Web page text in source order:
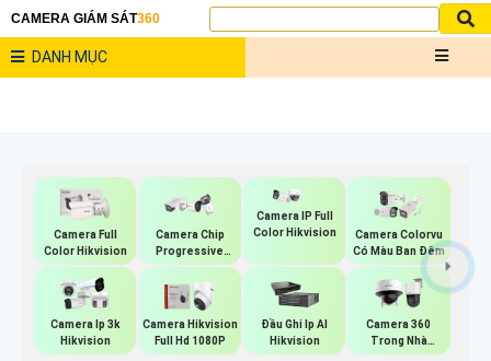
CAMERA GIÁM SÁT360
DANH MỤC
Camera Full
Color Hikvision
Camera Chip
Progressive
Scan CMOS
Hikvision
Camera IP Full
Color Hikvision
Camera Colorvu
Có Màu Ban Đêm
Camera Ip 3k
Hikvision
Camera Hikvision
Full Hd 1080P
Đầu Ghi Ip AI
Hikvision
Camera 360
Trong Nhà
Hikvision